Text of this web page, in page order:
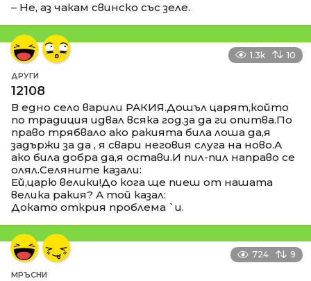
– Не, аз чакам свинско със зеле.
1.3k 10
ДРУГИ
12108
В едно село варили РАКИЯ.Дошъл царят,който
по традиция идвал всяка год.за да ги опитва.По
право трябвало ако ракията била лоша да,я
задържи за да , я свари неговия слуга на ново.А
ако била добра да,я остави.И пил-пил направо се
олял.Селяните казали:
Ей,царю велики!До кога ще пиеш от нашата
велика ракия? А той казал:
Докато открия проблема `и.
724 9
МРЪСНИ